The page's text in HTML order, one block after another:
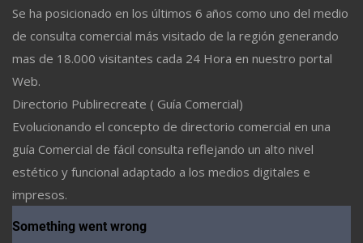
Se ha posicionado en los últimos 6 años como uno del medio
de consulta comercial más visitado de la región generando
mas de 18.000 visitantes cada 24 Hora en nuestro portal
Web.
Directorio Publirecreate ( Guía Comercial)
Evolucionando el concepto de directorio comercial en una
guía Comercial de fácil consulta reflejando un alto nivel
estético y funcional adaptado a los medios digitales e
impresos.